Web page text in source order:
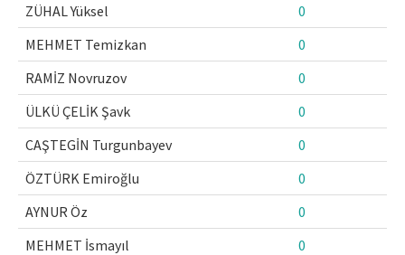
ISSN: 1301-0077 · e-ISSN: 2651-5091
ZÜHAL Yüksel
0
MEHMET Temizkan
0
RAMİZ Novruzov
0
ÜLKÜ ÇELİK Şavk
0
CAŞTEGİN Turgunbayev
0
ÖZTÜRK Emiroğlu
0
AYNUR Öz
0
MEHMET İsmayıl
0